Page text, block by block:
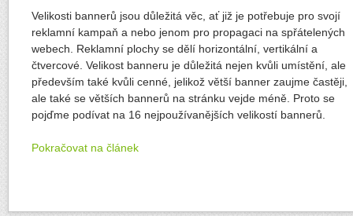
Velikosti bannerů jsou důležitá věc, ať již je potřebuje pro svojí
reklamní kampaň a nebo jenom pro propagaci na spřátelených
webech. Reklamní plochy se dělí horizontální, vertikální a
čtvercové. Velikost banneru je důležitá nejen kvůli umístění, ale
především také kvůli cenné, jelikož větší banner zaujme častěji,
ale také se větších bannerů na stránku vejde méně. Proto se
pojďme podívat na 16 nejpoužívanějších velikostí bannerů.
Pokračovat na článek